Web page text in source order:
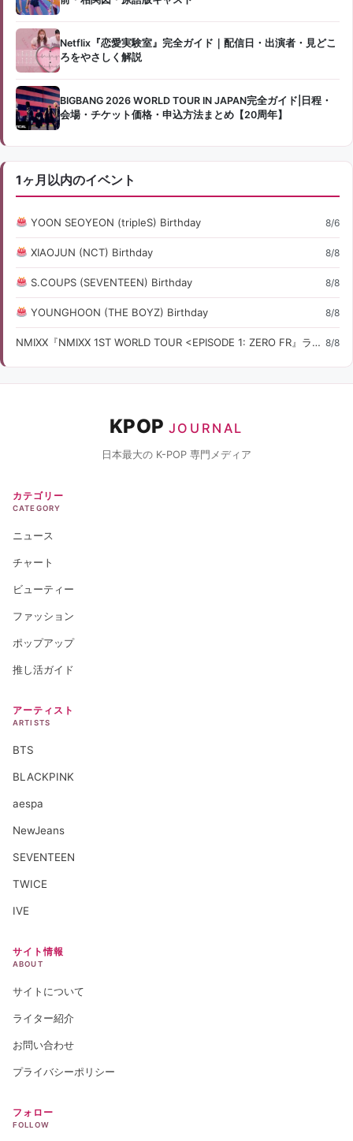
Netflix『恋愛実験室』完全ガイド｜配信日・出演者・見どこ
ろをやさしく解説
BIGBANG 2026 WORLD TOUR IN JAPAN完全ガイド|日程・
会場・チケット価格・申込方法まとめ【20周年】
1ヶ月以内のイベント
YOON SEOYEON (tripleS) Birthday 8/6
XIAOJUN (NCT) Birthday 8/8
S.COUPS (SEVENTEEN) Birthday 8/8
YOUNGHOON (THE BOYZ) Birthday 8/8
NMIXX『NMIXX 1ST WORLD TOUR <EPISODE 1: ZERO FR』ライブ・コンサート情報 8/8
KPOP JOURNAL
日本最大の K-POP 専門メディア
カテゴリー
CATEGORY
ニュース
チャート
ビューティー
ファッション
ポップアップ
推し活ガイド
アーティスト
ARTISTS
BTS
BLACKPINK
aespa
NewJeans
SEVENTEEN
TWICE
IVE
サイト情報
ABOUT
サイトについて
ライター紹介
お問い合わせ
プライバシーポリシー
フォロー
FOLLOW